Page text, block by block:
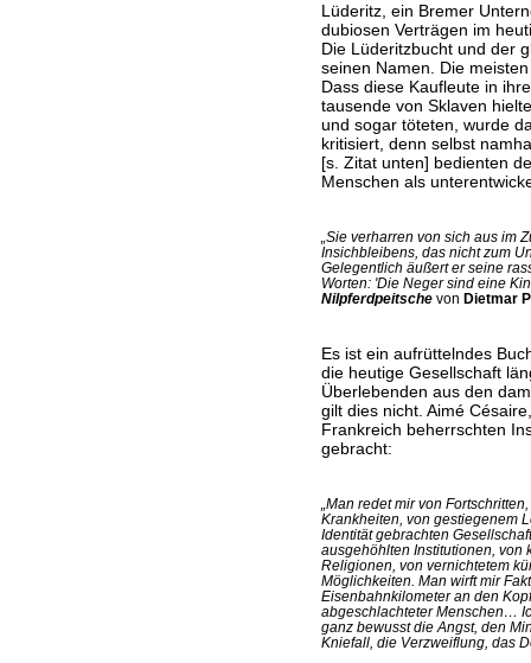
Lüderitz, ein Bremer
dubiosen Verträgen im
Die Lüderitzbucht und der
seinen Namen. Die
Dass diese Kaufleute in
tausende von Sklaven
und sogar töteten, wurde
kritisiert, denn selbst
[s. Zitat unten] bedienten
Menschen als
„Sie verharren von sich aus
Insichbleibens, das nicht zum
Gelegentlich äußert er seine
Worten: 'Die Neger sind eine
Nilpferdpeitschevon Dietmar
Es ist ein aufrüttelndes
die heutige Gesellschaft
Überlebenden aus den
gilt dies nicht. Aimé
Frankreich beherrschten
gebracht:
„Man redet mir von
Krankheiten, von gestiegenem
Identität gebrachten
ausgehöhlten Institutionen, von
Religionen, von vernichtetem
Möglichkeiten. Man wirft mir
Eisenbahnkilometer an den
abgeschlachteter Menschen…
ganz bewusst die Angst, den
Kniefall, die Verzweiflung, das